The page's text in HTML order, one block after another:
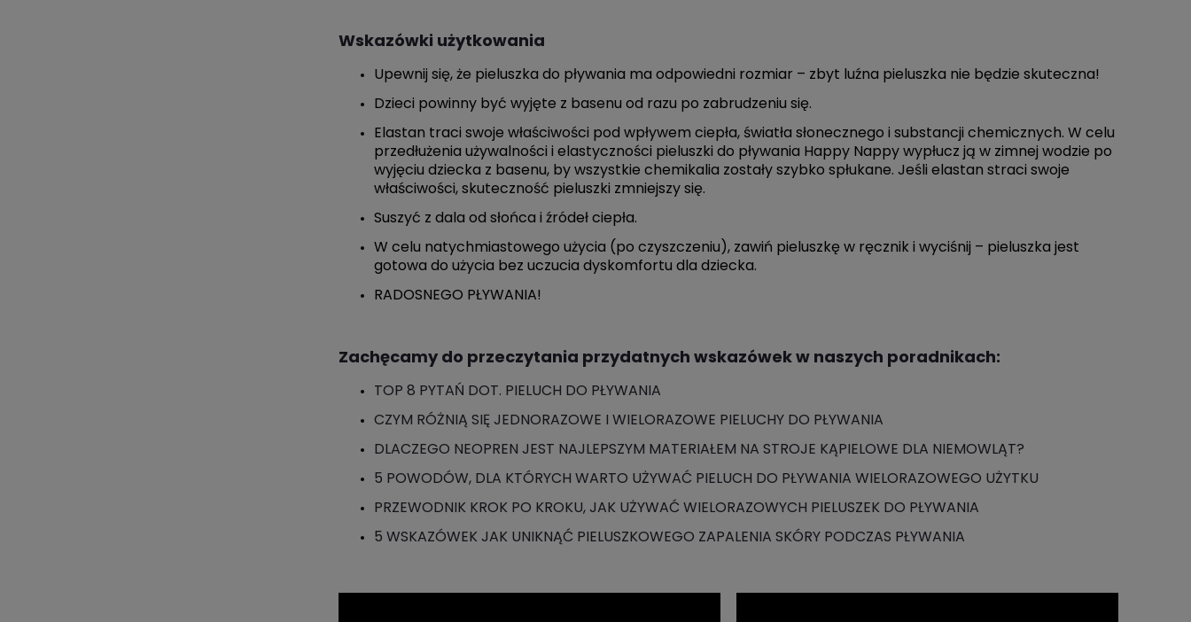
Wskazówki użytkowania
Upewnij się, że pieluszka do pływania ma odpowiedni rozmiar – zbyt luźna pieluszka nie będzie skuteczna!
Dzieci powinny być wyjęte z basenu od razu po zabrudzeniu się.
Elastan traci swoje właściwości pod wpływem ciepła, światła słonecznego i substancji chemicznych. W celu
przedłużenia używalności i elastyczności pieluszki do pływania Happy Nappy wypłucz ją w zimnej wodzie po
wyjęciu dziecka z basenu, by wszystkie chemikalia zostały szybko spłukane. Jeśli elastan straci swoje
właściwości, skuteczność pieluszki zmniejszy się.
Suszyć z dala od słońca i źródeł ciepła.
W celu natychmiastowego użycia (po czyszczeniu), zawiń pieluszkę w ręcznik i wyciśnij – pieluszka jest
gotowa do użycia bez uczucia dyskomfortu dla dziecka.
RADOSNEGO PŁYWANIA!
Zachęcamy do przeczytania przydatnych wskazówek w naszych poradnikach:
TOP 8 PYTAŃ DOT. PIELUCH DO PŁYWANIA
CZYM RÓŻNIĄ SIĘ JEDNORAZOWE I WIELORAZOWE PIELUCHY DO PŁYWANIA
DLACZEGO NEOPREN JEST NAJLEPSZYM MATERIAŁEM NA STROJE KĄPIELOWE DLA NIEMOWLĄT?
5 POWODÓW, DLA KTÓRYCH WARTO UŻYWAĆ PIELUCH DO PŁYWANIA WIELORAZOWEGO UŻYTKU
PRZEWODNIK KROK PO KROKU, JAK UŻYWAĆ WIELORAZOWYCH PIELUSZEK DO PŁYWANIA
5 WSKAZÓWEK JAK UNIKNĄĆ PIELUSZKOWEGO ZAPALENIA SKÓRY PODCZAS PŁYWANIA